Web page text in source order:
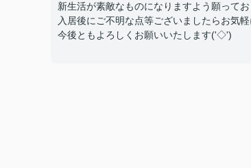
新生活が素敵なものになりますよう願って
入居後にご不明な点等ございましたらお気
今後ともよろしくお願いいたします('◇')ゞ